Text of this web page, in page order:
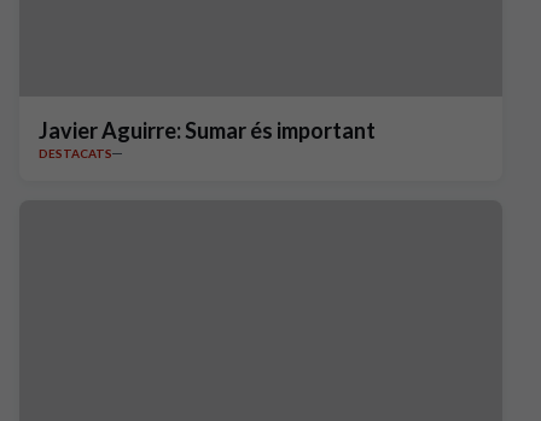
Javier Aguirre: Sumar és important
DESTACATS